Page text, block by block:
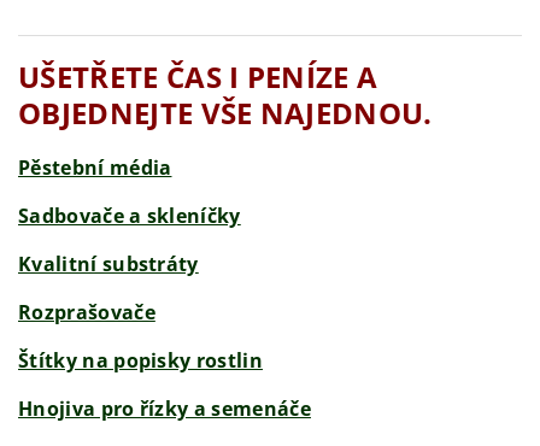
UŠETŘETE ČAS I PENÍZE A
OBJEDNEJTE VŠE NAJEDNOU.
Pěstební média
Sadbovače a skleníčky
Kvalitní substráty
Rozprašovače
Štítky na popisky rostlin
Hnojiva pro řízky a semenáče